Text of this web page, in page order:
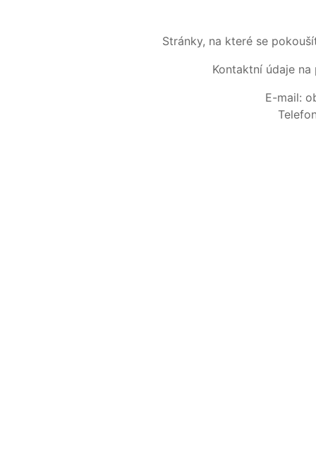
Stránky, na které se
Kontaktní údaje
E-mail: